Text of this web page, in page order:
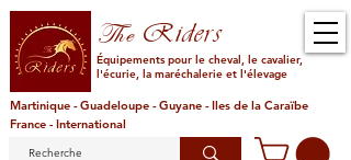
TheRiders
Équipements pour le cheval, le cavalier,
l'écurie, la maréchalerie et l'élevage
Martinique - Guadeloupe - Guyane - Iles de la Caraïbe
France - International